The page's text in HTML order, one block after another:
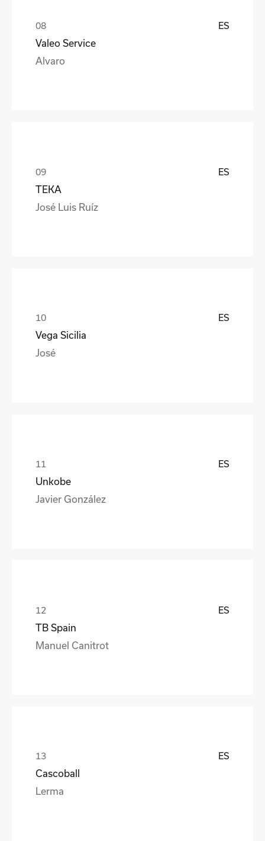
ES
Valeo Service
Alvaro
ES
TEKA
José Luis Ruíz
ES
Vega Sicilia
José
ES
Unkobe
Javier González
ES
TB Spain
Manuel Canitrot
ES
Cascoball
Lerma